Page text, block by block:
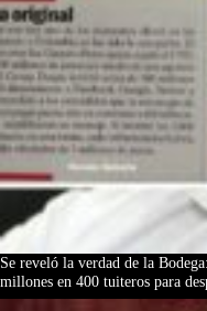
Se reveló la verdad de la
millones en 400 tuiteros para